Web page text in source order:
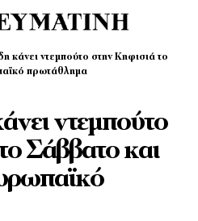
κάνει ντεμπούτο στην Κηφισιά το
πρωτάθλημα
ντεμπούτο
Σάββατο και